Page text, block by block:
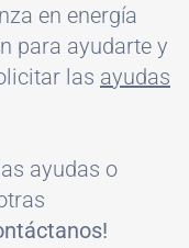
en energía
para ayudarte y
las ayudas
ayudas o